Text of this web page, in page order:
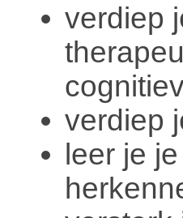
verdiep
verdiep
leer je